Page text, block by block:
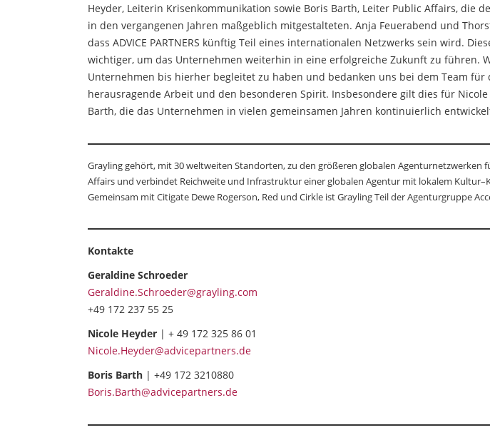
Heyder, Leiterin Krisenkommunikation sowie Boris Barth, Leiter Public Affairs, die
in den vergangenen Jahren maßgeblich mitgestalteten. Anja Feuerabend und
dass ADVICE PARTNERS künftig Teil eines internationalen Netzwerks sein wird.
wichtiger, um das Unternehmen weiterhin in eine erfolgreiche Zukunft zu führen.
Unternehmen bis hierher begleitet zu haben und bedanken uns bei dem Team für
herausragende Arbeit und den besonderen Spirit. Insbesondere gilt dies für Nicole
Barth, die das Unternehmen in vielen gemeinsamen Jahren kontinuierlich
Grayling gehört, mit 30 weltweiten Standorten, zu den größeren globalen Agenturnetzwerken
Affairs und verbindet Reichweite und Infrastruktur einer globalen Agentur mit lokalem
Gemeinsam mit Citigate Dewe Rogerson, Red und Cirkle ist Grayling Teil der Agenturgruppe
Kontakte
Geraldine Schroeder
Geraldine.Schroeder@grayling.com
+49 172 237 55 25
Nicole Heyder| + 49 172 325 86 01
Nicole.Heyder@advicepartners.de
Boris Barth| +49 172 3210880
Boris.Barth@advicepartners.de